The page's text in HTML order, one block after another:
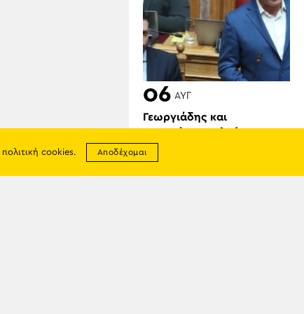
06 ΑΥΓ
Γεωργιάδης και
Γλυπτά του Παρθενώνα:
«Μπορεί να αφήσει
πολιτική cookies. Αποδέχομαι